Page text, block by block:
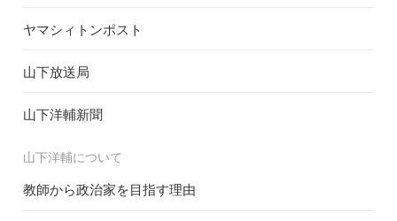
ヤマシィトンポスト
山下放送局
山下洋輔新聞
山下洋輔について
教師から政治家を目指す理由